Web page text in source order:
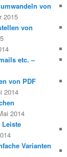
von
2015
von
etc. –
von PDF
2014
2014
Leiste
Varianten